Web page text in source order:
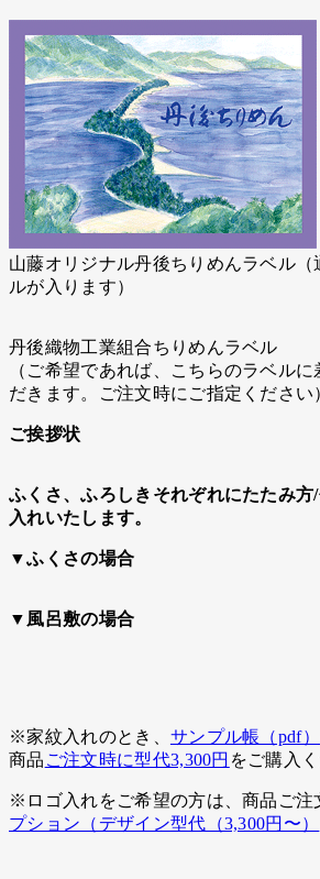
山藤オリジナル丹後ちりめんラベル
ルが入ります）
丹後織物工業組合ちりめんラベル
（ご希望であれば、こちらのラベル
だきます。ご注文時にご指定ください
ご挨拶状
ふくさ、ふろしきそれぞれにたたみ
入れいたします。
▼ふくさの場合
▼風呂敷の場合
※家紋入れのとき、 サンプル帳（pdf）
商品 ご注文時に型代3,300円 をご購入く
※ロゴ入れをご希望の方は、商品ご注
プション（デザイン型代（3,300円〜）